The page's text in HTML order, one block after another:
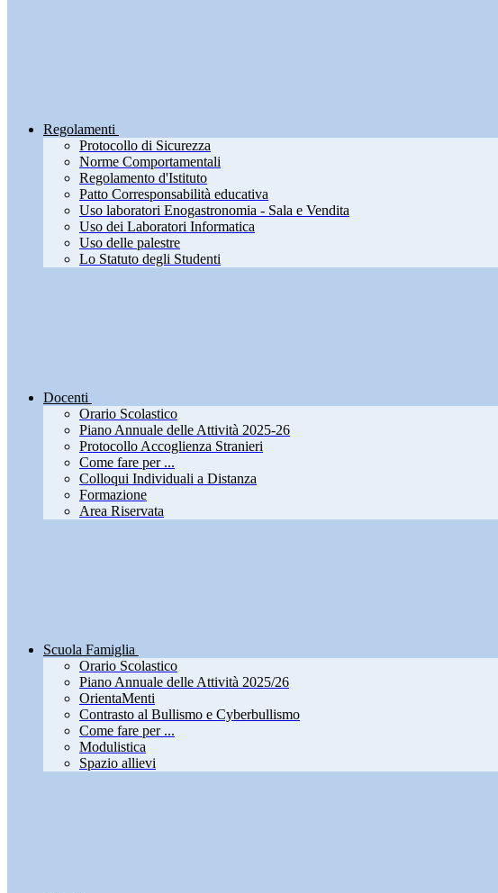
Regolamenti
Protocollo di Sicurezza
Norme Comportamentali
Regolamento d'Istituto
Patto Corresponsabilità educativa
Uso laboratori Enogastronomia - Sala e Vendita
Uso dei Laboratori Informatica
Uso delle palestre
Lo Statuto degli Studenti
Docenti
Orario Scolastico
Piano Annuale delle Attività 2025-26
Protocollo Accoglienza Stranieri
Come fare per ...
Colloqui Individuali a Distanza
Formazione
Area Riservata
Scuola Famiglia
Orario Scolastico
Piano Annuale delle Attività 2025/26
OrientaMenti
Contrasto al Bullismo e Cyberbullismo
Come fare per ...
Modulistica
Spazio allievi